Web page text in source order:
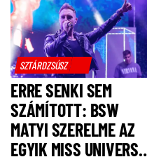
SZTÁRDZSÚSZ
ERRE SENKI SEM
SZÁMÍTOTT: BSW
MATYI SZERELME AZ
EGYIK MISS UNIVERSE